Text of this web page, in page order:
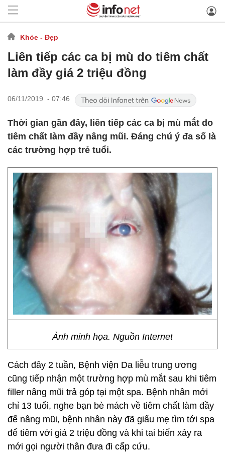
Khỏe - Đẹp
Liên tiếp các ca bị mù do tiêm chất
làm đầy giá 2 triệu đồng
06/11/2019 - 07:46
Thời gian gần đây, liên tiếp các ca bị mù mắt do
tiêm chất làm đầy nâng mũi. Đáng chú ý đa số là
các trường hợp trẻ tuổi.
Ảnh minh họa. Nguồn Internet
Cách đây 2 tuần, Bệnh viện Da liễu trung ương
cũng tiếp nhận một trường hợp mù mắt sau khi tiêm
filler nâng mũi trả góp tại một spa. Bệnh nhân mới
chỉ 13 tuổi, nghe bạn bè mách về tiêm chất làm đầy
để nâng mũi, bệnh nhân này đã giấu mẹ tìm tới spa
để tiêm với giá 2 triệu đồng và khi tai biến xảy ra
mới gọi người thân đưa đi cấp cứu.